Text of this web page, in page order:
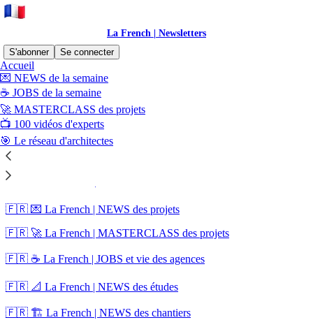
La French | Newsletters
S'abonner
Se connecter
Accueil
💌 NEWS de la semaine
☕ JOBS de la semaine
🚀 MASTERCLASS des projets
📺 100 vidéos d'experts
🎯 Le réseau d'architectes
Sitemap - 2025 - La French |
Newsletters
🇫🇷 📐 La French | NEWS des études
🇫🇷 🏗️ La French | NEWS des chantiers
🇫🇷 💌 La French | NEWS des projets
🇫🇷 🚀 La French | MASTERCLASS des projets
🇫🇷 ☕ La French | JOBS et vie des agences
🇫🇷 📐 La French | NEWS des études
🇫🇷 🏗️ La French | NEWS des chantiers